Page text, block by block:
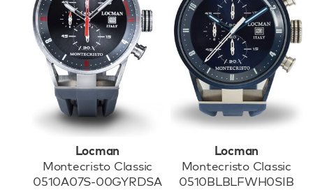
Locman
Montecristo Classic
0510A07S-00GYRDSA
Locman
Montecristo Classic
0510BLBLFWH0SIB